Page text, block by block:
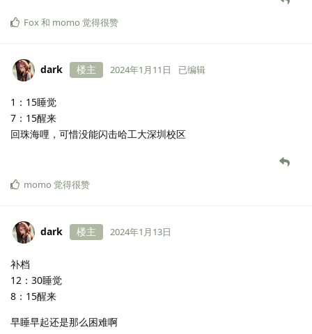
Fox和 momo 觉得很赞
dark 楼主 2024年1月11日 已编辑
1：15睡觉
7：15醒来
回珠海哩，可惜没能闪击哈工大深圳校区
momo 觉得很赞
dark 楼主 2024年1月13日
补档
12：30睡觉
8：15醒来
早睡早起还是那么困难啊